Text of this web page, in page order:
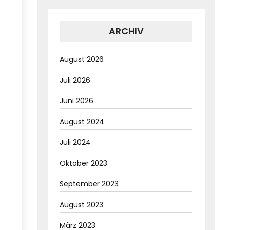
ARCHIV
August 2026
Juli 2026
Juni 2026
August 2024
Juli 2024
Oktober 2023
September 2023
August 2023
März 2023